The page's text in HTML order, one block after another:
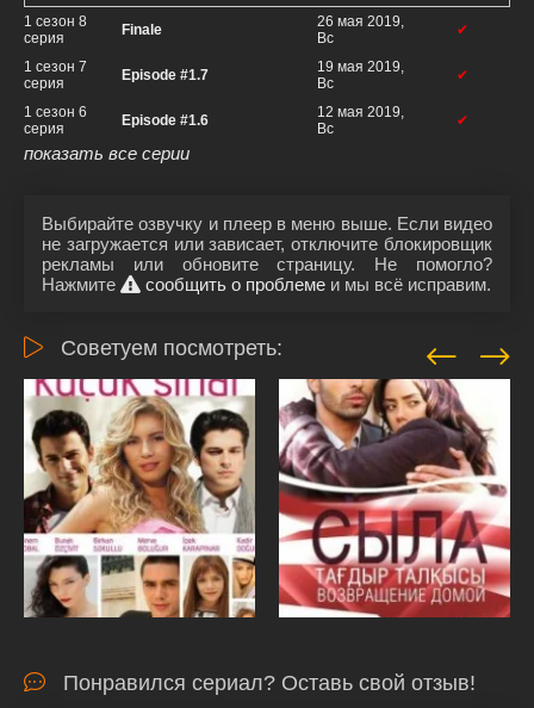
1 сезон 8
серия
Finale
26 мая 2019,
Вс
✔
1 сезон 7
серия
Episode #1.7
19 мая 2019,
Вс
✔
1 сезон 6
серия
Episode #1.6
12 мая 2019,
Вс
✔
показать все серии
Выбирайте озвучку и плеер в меню выше. Если видео
не загружается или зависает, отключите блокировщик
рекламы или обновите страницу. Не помогло?
Нажмите
сообщить о проблеме и мы всё исправим.
Советуем посмотреть:
Понравился сериал? Оставь свой отзыв!